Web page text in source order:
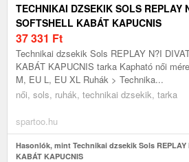
TECHNIKAI DZSEKIK SOLS REPLAY
SOFTSHELL KABÁT KAPUCNIS
37 331 Ft
Technikai dzsekik Sols REPLAY N?I
KABÁT KAPUCNIS tarka Kapható női
M, EU L, EU XL Ruhák > Technika...
női, sols, ruhák, technikai dzsekik, tarka
spartoo.hu
Hasonlók, mint Technikai dzsekik Sols REPLAY
KABÁT KAPUCNIS